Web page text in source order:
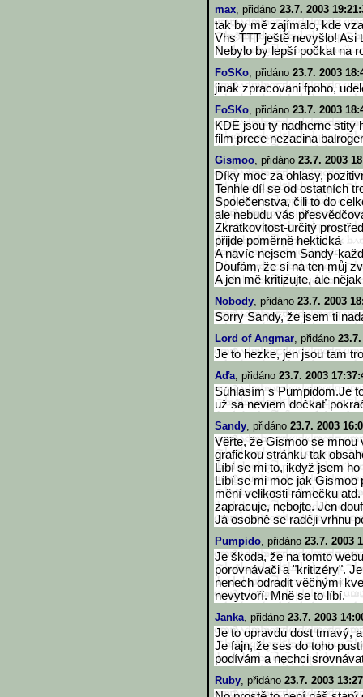
max, přidáno 23.7. 2003
tak by mě zajímalo, kde
Vhs TTT ještě nevyšlo! Asi
Nebylo by lepší počkat na
FoSKo, přidáno 23.7. 2003
jinak zpracovani fpoho,
FoSKo, přidáno 23.7. 2003
KDE jsou ty nadherne stity
film prece nezacina
Gismoo, přidáno 23.7. 2003
Díky moc za ohlasy,
Tenhle díl se od ostatních
Společenstva, čili to do
ale nebudu vás
Zkratkovitost-určitý
přijde poměrně hektická
A navíc nejsem Sandy-
Doufám, že si na ten můj
A jen mě kritizujte, ale
Nobody, přidáno 23.7. 2003
Sorry Sandy, že jsem ti
Lord of Angmar, přidáno
Je to hezke, jen jsou tam
Aďa, přidáno 23.7. 2003
Súhlasím s Pumpidom.Je
už sa neviem dočkať
Sandy, přidáno 23.7. 2003
Věřte, že Gismoo se mnou
grafickou stránku tak
Líbí se mi to, ikdyž jsem
Líbí se mi moc jak Gismoo
mění velikosti rámečku
zapracuje, nebojte. Jen
Já osobně se raději vrhnu
Pumpido, přidáno 23.7. 2003
Je škoda, že na tomto
porovnávači a "kritizéry".
nenech odradit věčnými
nevytvoří. Mně se to líbí.
Janka, přidáno 23.7. 2003
Je to opravdu dost tmavý,
Je fajn, že ses do toho
podívám a nechci
Ruby, přidáno 23.7. 2003